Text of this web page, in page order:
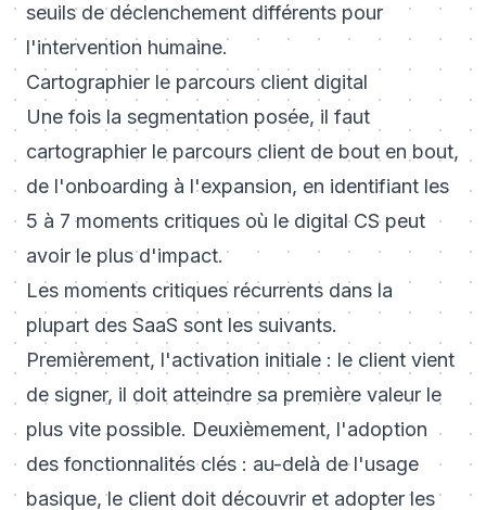
seuils de déclenchement différents pour
l'intervention humaine.
Cartographier le parcours client digital
Une fois la segmentation posée, il faut
cartographier le parcours client de bout en bout,
de l'onboarding à l'expansion, en identifiant les
5 à 7 moments critiques où le digital CS peut
avoir le plus d'impact.
Les moments critiques récurrents dans la
plupart des SaaS sont les suivants.
Premièrement, l'activation initiale : le client vient
de signer, il doit atteindre sa première valeur le
plus vite possible. Deuxièmement, l'adoption
des fonctionnalités clés : au-delà de l'usage
basique, le client doit découvrir et adopter les